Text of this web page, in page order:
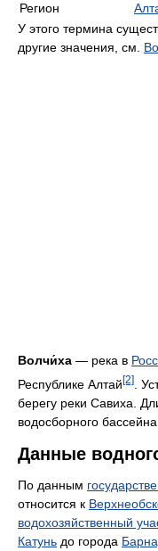
Регион
У этого термина
другие значения, см.
Волчи́ха — река в
Республике Алтай[2]
.
берегу реки Савиха.
водосборного бассейна
Данные
По данным
относится к
водохозяйственный
Катунь до города